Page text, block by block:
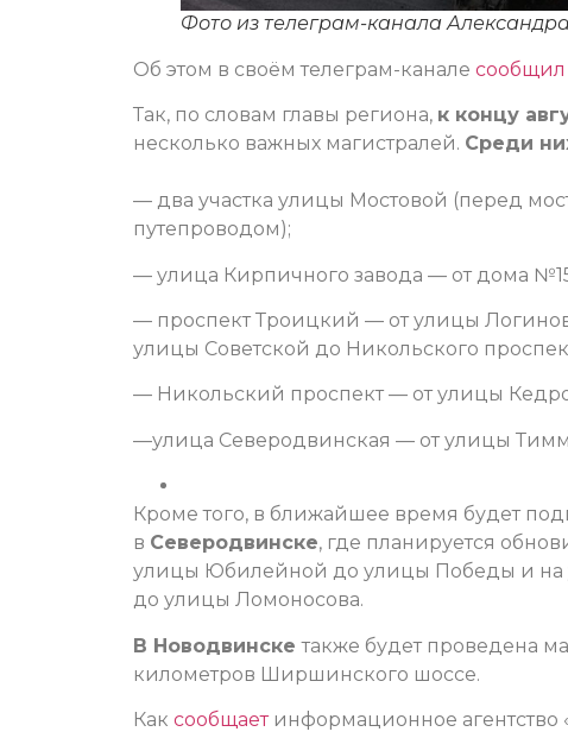
Фото из телеграм-канала
Об этом в своём телеграм-канале сообщил
Так, по словам главы региона, к концу
несколько важных магистралей. Среди
— два участка улицы Мостовой (перед
путепроводом);
— улица Кирпичного завода — от дома
— проспект Троицкий — от улицы
улицы Советской до Никольского
— Никольский проспект — от улицы
—улица Северодвинская — от улицы
Кроме того, в ближайшее время будет
в Северодвинске, где планируется
улицы Юбилейной до улицы Победы и на
до улицы Ломоносова.
В Новодвинскетакже будет проведена
километров Ширшинского шоссе.
Как сообщаетинформационное агентство